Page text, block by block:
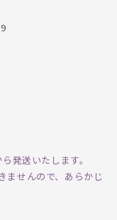
発送いたします。
ませんので、あらかじ